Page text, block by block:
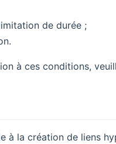
de durée ;
à ces conditions,
à la création de liens